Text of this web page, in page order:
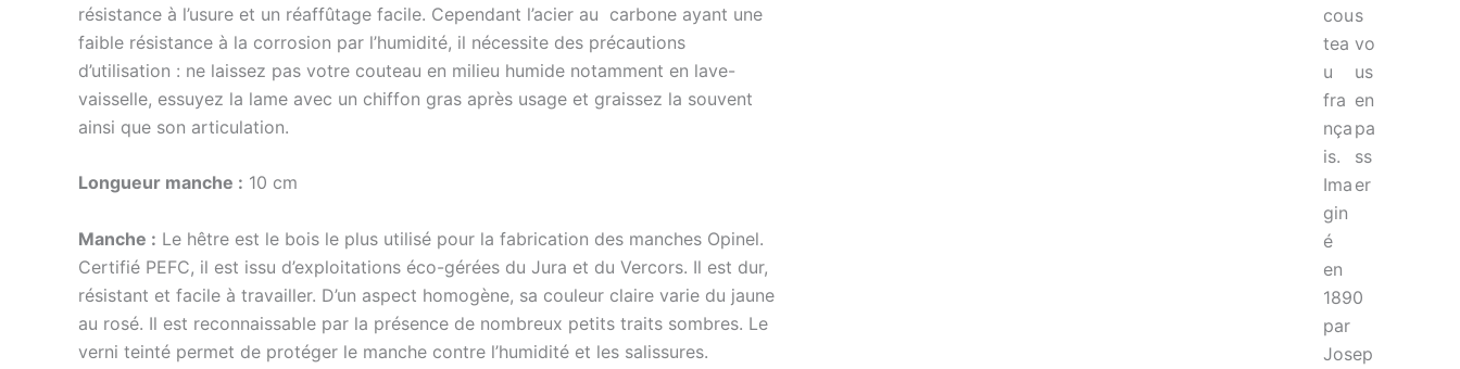
s
vo
us
en
pa
ss
er
cou
tea
u
fra
nça
is.
Ima
gin
é
en
1890
par
Josep
résistance à l’usure et un réaffûtage facile. Cependant l’acier au carbone ayant une
faible résistance à la corrosion par l’humidité, il nécessite des précautions
d’utilisation : ne laissez pas votre couteau en milieu humide notamment en lave-
vaisselle, essuyez la lame avec un chiffon gras après usage et graissez la souvent
ainsi que son articulation.
Longueur manche : 10 cm
Manche : Le hêtre est le bois le plus utilisé pour la fabrication des manches Opinel.
Certifié PEFC, il est issu d’exploitations éco-gérées du Jura et du Vercors. Il est dur,
résistant et facile à travailler. D’un aspect homogène, sa couleur claire varie du jaune
au rosé. Il est reconnaissable par la présence de nombreux petits traits sombres. Le
verni teinté permet de protéger le manche contre l’humidité et les salissures.